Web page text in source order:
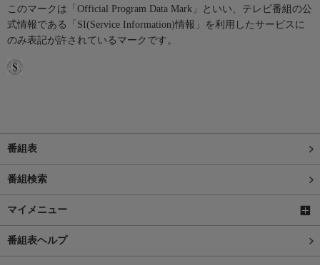
このマークは「Official Program Data Mark」といい、テレビ番組の公
式情報である「SI(Service Information)情報」を利用したサービスに
のみ表記が許されているマークです。
番組表
番組検索
マイメニュー
番組表ヘルプ